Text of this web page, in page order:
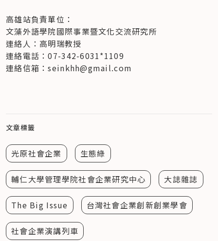
高雄站負責單位：
文藻外語學院國際事業暨文化交流研究所
連絡人：高明瑞教授
連絡電話：07-342-6031*1109
連絡信箱：seinkhh@gmail.com
文章標籤
光原社會企業 生態綠
輔仁大學管理學院社會企業研究中心 大誌雜誌
The Big Issue 台灣社會企業創新創業學會
社會企業演講列車